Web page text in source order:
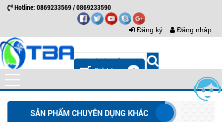
Hotline: 0869233569 / 0869233590
Đăng ký Đăng nhập
0
SẢN PHẨM CHUYÊN DỤNG KHÁC